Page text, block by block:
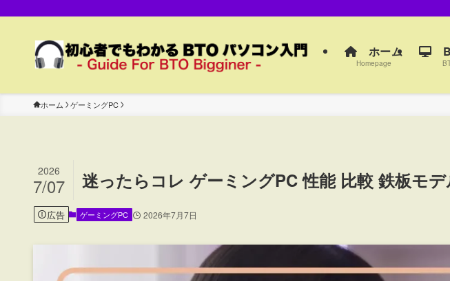
ホーム
Homepage
ホーム ゲーミングPC
迷ったらコレ ゲーミングPC 性能 比較 鉄板モ
2026
7/07
広告 ゲーミングPC 2026年7月7日